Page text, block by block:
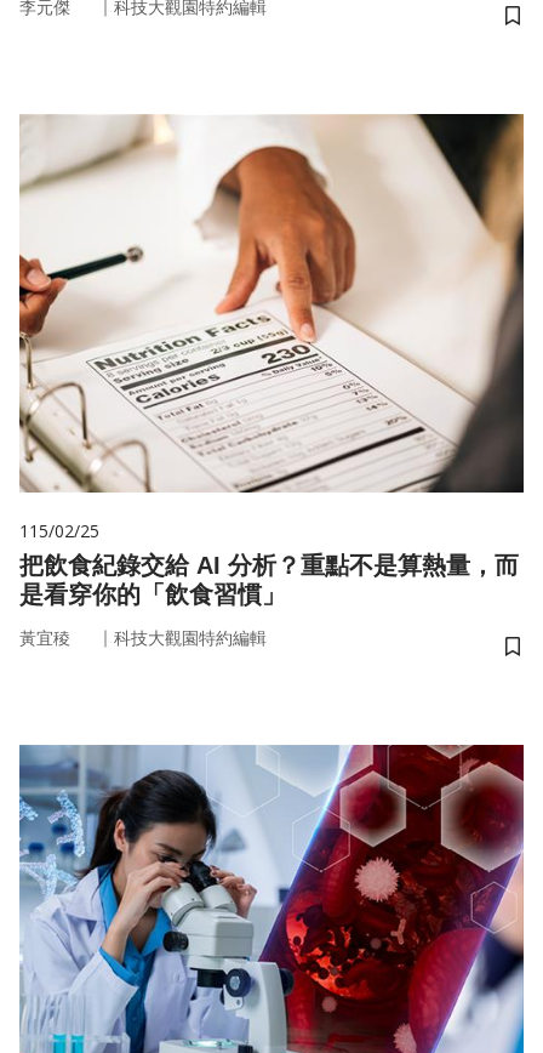
李元傑 科技大觀園特約編輯
儲
115/02/25
把飲食紀錄交給 AI 分析？重點不是算熱量，而
是看穿你的「飲食習慣」
黃宜稜 ｜ 科技大觀園特約編輯
儲